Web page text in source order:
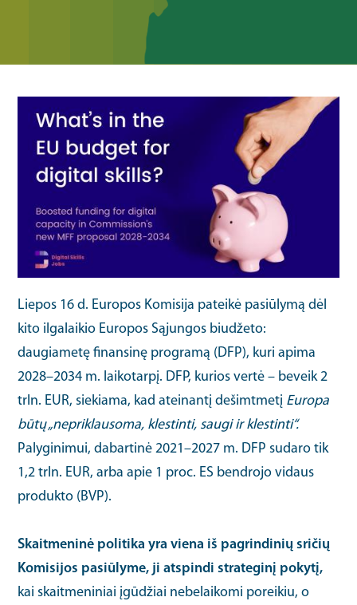
Liepos 16 d. Europos Komisija pateikė pasiūlymą dėl
kito ilgalaikio Europos Sąjungos biudžeto:
daugiametę finansinę programą (DFP), kuri apima
2028–2034 m. laikotarpį. DFP, kurios vertė – beveik 2
trln. EUR, siekiama, kad ateinantį dešimtmetį Europa
būtų „nepriklausoma, klestinti, saugi ir klestinti“.
Palyginimui, dabartinė 2021–2027 m. DFP sudaro tik
1,2 trln. EUR, arba apie 1 proc. ES bendrojo vidaus
produkto (BVP).
Skaitmeninė politika yra viena iš pagrindinių sričių
Komisijos pasiūlyme, ji atspindi strateginį pokytį,
kai skaitmeniniai įgūdžiai nebelaikomi poreikiu, o